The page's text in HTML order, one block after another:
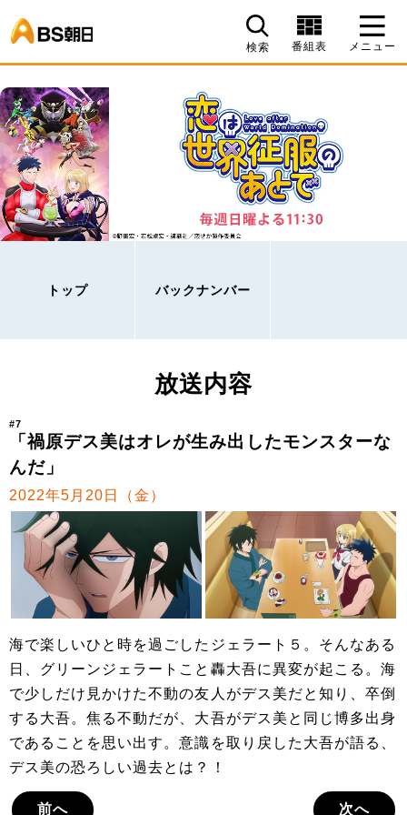
検索 番組表 メニュー
トップ バックナンバー
放送内容
#7
「禍原デス美はオレが生み出したモンスターな
んだ」
2022年5月20日（金）
海で楽しいひと時を過ごしたジェラート５。そんなある
日、グリーンジェラートこと轟大吾に異変が起こる。海
で少しだけ見かけた不動の友人がデス美だと知り、卒倒
する大吾。焦る不動だが、大吾がデス美と同じ博多出身
であることを思い出す。意識を取り戻した大吾が語る、
デス美の恐ろしい過去とは？！
前へ 次へ